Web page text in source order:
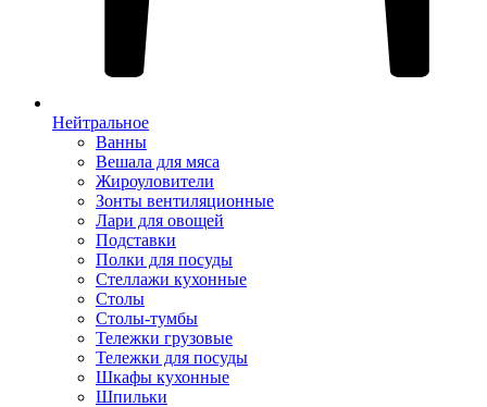
Нейтральное
Ванны
Вешала для мяса
Жироуловители
Зонты вентиляционные
Лари для овощей
Подставки
Полки для посуды
Стеллажи кухонные
Столы
Столы-тумбы
Тележки грузовые
Тележки для посуды
Шкафы кухонные
Шпильки